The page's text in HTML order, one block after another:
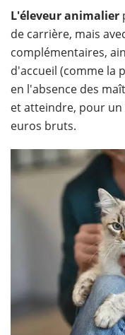
L'éleveur animalier
de carrière, mais
complémentaires,
d'accueil (comme la
en l'absence des
et atteindre, pour un
euros bruts.